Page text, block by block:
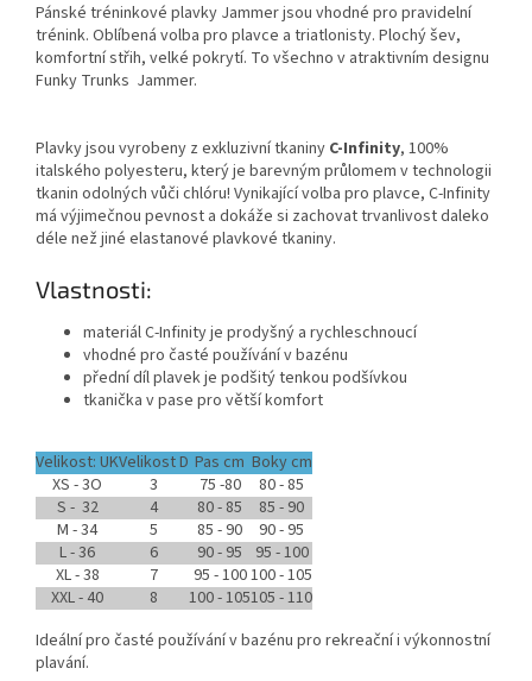
Pánské tréninkové plavky Jammer jsou vhodné pro pravidelní
trénink. Oblíbená volba pro plavce a triatlonisty. Plochý šev,
komfortní střih, velké pokrytí. To všechno v atraktivním designu
Funky Trunks Jammer.
Plavky jsou vyrobeny z exkluzivní tkaniny C-Infinity, 100%
italského polyesteru, který je barevným průlomem v technologii
tkanin odolných vůči chlóru! Vynikající volba pro plavce, C-Infinity
má výjimečnou pevnost a dokáže si zachovat trvanlivost daleko
déle než jiné elastanové plavkové tkaniny.
Vlastnosti:
materiál C-Infinity je prodyšný a rychleschnoucí
vhodné pro časté používání v bazénu
přední díl plavek je podšitý tenkou podšívkou
tkanička v pase pro větší komfort
Velikost: UKVelikost D Pas cm Boky cm
XS - 3O
3 75 -80
80 - 85
S - 32
4 80 - 85
85 - 90
M - 34
5 85 - 90
90 - 95
L - 36
6 90 - 95
95 - 100
XL - 38
7 95 - 100100 - 105
XXL - 40
8 100 - 105105 - 110
Ideální pro časté používání v bazénu pro rekreační i výkonnostní
plavání.
Powered by chaterimo